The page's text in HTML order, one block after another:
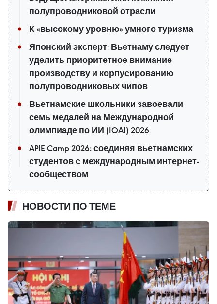
полупроводниковой отрасли
К «высокому уровню» умного туризма
Японский эксперт: Вьетнаму следует
уделить приоритетное внимание
производству и корпусированию
полупроводниковых чипов
Вьетнамские школьники завоевали
семь медалей на Международной
олимпиаде по ИИ (IOAI) 2026
APIE Camp 2026: соединяя вьетнамских
студентов с международным интернет-
сообществом
НОВОСТИ ПО ТЕМЕ